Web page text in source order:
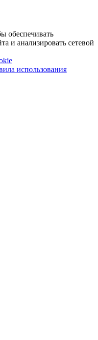
обеспечивать
и анализировать сетевой
использования